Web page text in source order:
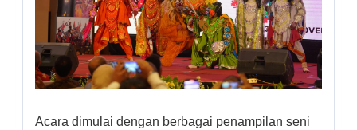
Acara dimulai dengan berbagai penampilan seni